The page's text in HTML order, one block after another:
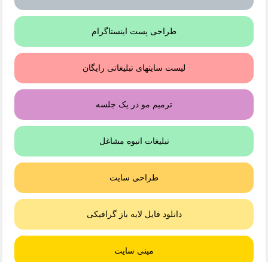
طراحی پست اینستاگرام
لیست سایتهای تبلیغاتی رایگان
ترمیم مو در یک جلسه
تبلیغات انبوه مشاغل
طراحی سایت
دانلود فایل لایه باز گرافیکی
مینی سایت